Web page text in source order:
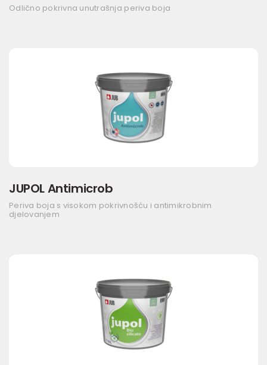
Odlično pokrivna unutrašnja periva boja
JUPOL Antimicrob
Periva boja s visokom pokrivnošću i antimikrobnim
djelovanjem